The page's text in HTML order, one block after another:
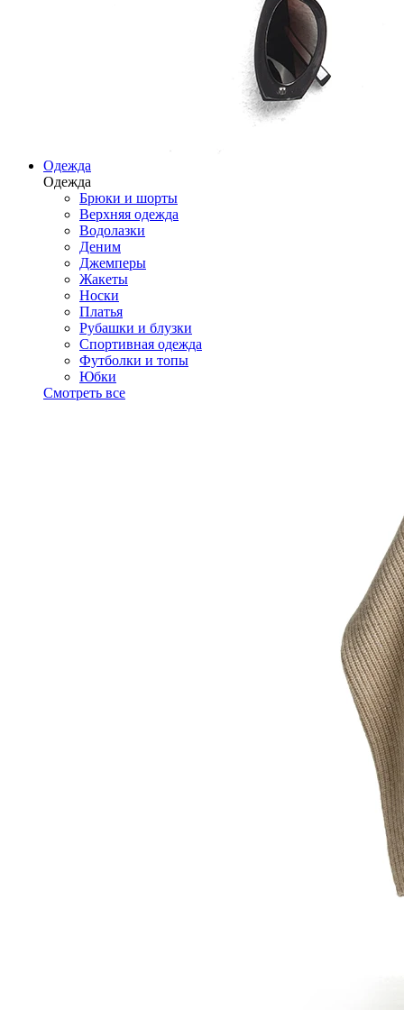
Одежда
Одежда
Брюки и шорты
Верхняя одежда
Водолазки
Деним
Джемперы
Жакеты
Носки
Платья
Рубашки и блузки
Спортивная одежда
Футболки и топы
Юбки
Смотреть все